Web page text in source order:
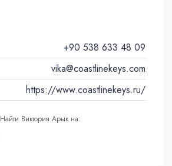
+90 538 633 48 09
vika@coastlinekeys.com
https://www.coastlinekeys.ru/
Найти Виктория Арык на: